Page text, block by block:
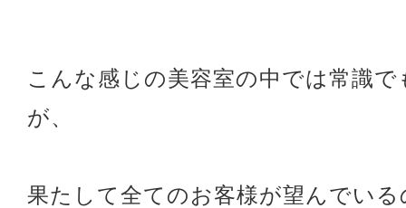
こんな感じの美容室の中では常識で
が、
果たして全てのお客様が望んでい